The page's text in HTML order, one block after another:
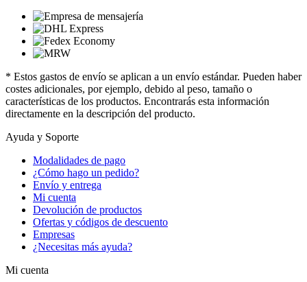
* Estos gastos de envío se aplican a un envío estándar. Pueden haber
costes adicionales, por ejemplo, debido al peso, tamaño o
características de los productos. Encontrarás esta información
directamente en la descripción del producto.
Ayuda y Soporte
Modalidades de pago
¿Cómo hago un pedido?
Envío y entrega
Mi cuenta
Devolución de productos
Ofertas y códigos de descuento
Empresas
¿Necesitas más ayuda?
Mi cuenta